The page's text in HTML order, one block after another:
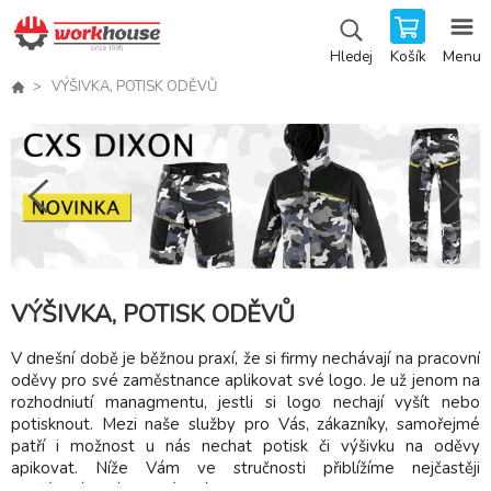
Hledej Košík Menu
VÝŠIVKA, POTISK ODĚVŮ
VÝŠIVKA, POTISK ODĚVŮ
V dnešní době je běžnou praxí, že si firmy nechávají na pracovní
oděvy pro své zaměstnance aplikovat své logo. Je už jenom na
rozhodniutí managmentu, jestli si logo nechají vyšít nebo
potisknout. Mezi naše služby pro Vás, zákazníky, samořejmé
patří i možnost u nás nechat potisk či výšivku na oděvy
apikovat. Níže Vám ve stručnosti přiblížíme nejčastěji